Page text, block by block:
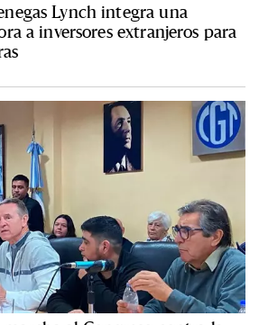
Lynch integra una
a inversores extranjeros para